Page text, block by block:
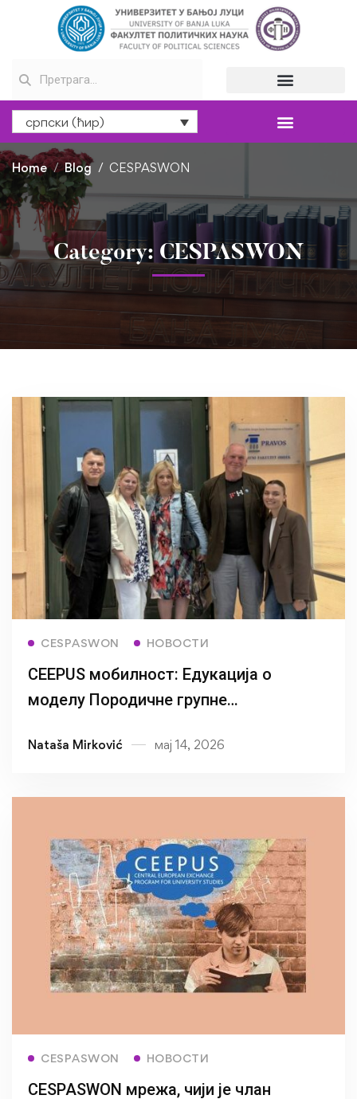
српски (ћир)
Home Blog CESPASWON
Category: CESPASWON
CESPASWON НОВОСТИ
CEEPUS мобилност: Едукација о
моделу Породичне групне
Nataša Mirković мај 14, 2026
CESPASWON НОВОСТИ
CESPASWON мрежа, чији је члан